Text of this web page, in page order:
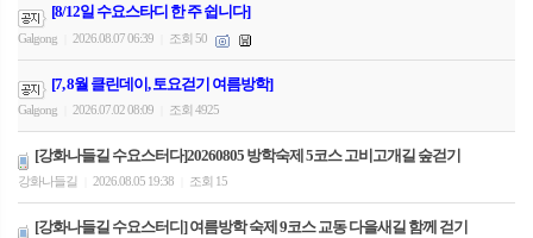
[8/12일 수요스타디 한 주 쉽니다]
Galgong 2026.08.07 06:39 조회 50
[7, 8월 클린데이, 토요걷기 여름방학]
Galgong 2026.07.02 08:09 조회 4925
[강화나들길 수요스터다]20260805 방학숙제 5코스 고비고개길 숲걷기
강화나들길 2026.08.05 19:38 조회 15
[강화나들길 수요스터디] 여름방학 숙제 9코스 교동 다을새길 함께 걷기